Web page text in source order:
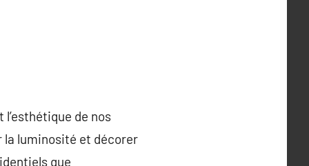
de nos
la luminosité et décorer
que